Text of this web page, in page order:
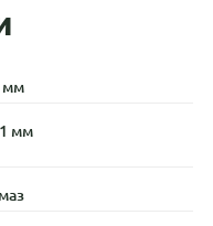
мм
мм